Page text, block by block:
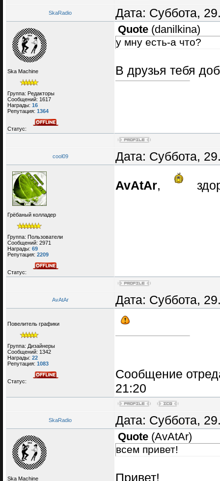
SkaRadio Дата: Суббота,
Ska Machine
Группа: Редакторы
Сообщений: 1617
Награды: 16
Репутация: 1364
Статус:
Quote (danilkina)
у мну есть-а что?
В друзья тебя
cool09 Дата: Суббота,
Грёбаный колладер
Группа: Пользователи
Сообщений: 2971
Награды: 69
Репутация: 2209
Статус:
AvAtAr,
AvAtAr Дата: Суббота,
Повелитель графики
Группа: Дизайнеры
Сообщений: 1342
Награды: 22
Репутация: 1083
Статус:
Сообщение
21:20
SkaRadio Дата: Суббота,
Ska Machine
Quote (AvAtAr)
всем привет!
Привет!